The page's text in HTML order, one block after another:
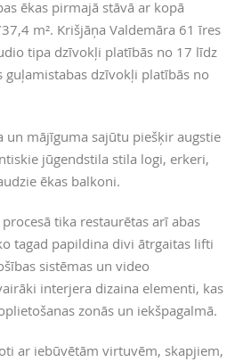
ēkas pirmajā stāvā ar kopā
m². Krišjāņa Valdemāra 61 īres
tipa dzīvokļi platībās no 17 līdz
guļamistabas dzīvokļi platībās no
un mājīguma sajūtu piešķir augstie
jūgendstila stila logi, erkeri,
ēkas balkoni.
tika restaurētas arī abas
tagad papildina divi ātrgaitas lifti
sistēmas un video
interjera dizaina elementi, kas
zonās un iekšpagalmā.
ar iebūvētām virtuvēm, skapjiem,